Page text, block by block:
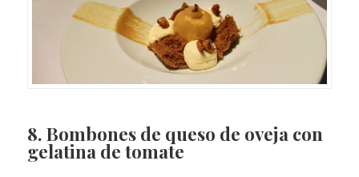
8. Bombones de queso de oveja con
gelatina de tomate